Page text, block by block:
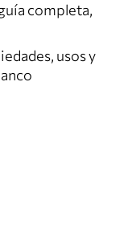
completa,
usos y